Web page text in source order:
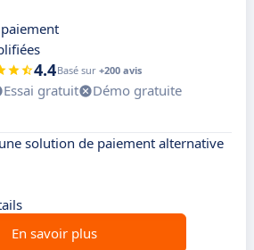
4.4Basé sur +200 avis
Essai gratuit
Démo gratuite
solution de paiement alternative
En savoir plus